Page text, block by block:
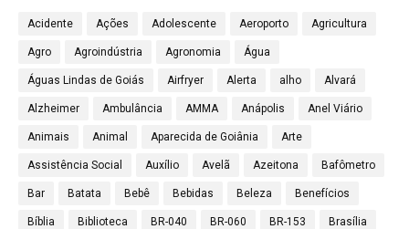
Acidente Ações Adolescente Aeroporto Agricultura
Agro Agroindústria Agronomia Água
Águas Lindas de Goiás Airfryer Alerta alho Alvará
Alzheimer Ambulância AMMA Anápolis Anel Viário
Animais Animal Aparecida de Goiânia Arte
Assistência Social Auxílio Avelã Azeitona Bafômetro
Bar Batata Bebê Bebidas Beleza Benefícios
Bíblia Biblioteca BR-040 BR-060 BR-153 Brasília